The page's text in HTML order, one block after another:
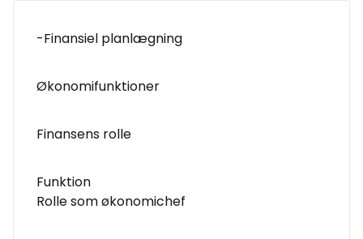
-Finansiel planlægning
Økonomifunktioner
Finansens rolle
Funktion
Rolle som økonomichef